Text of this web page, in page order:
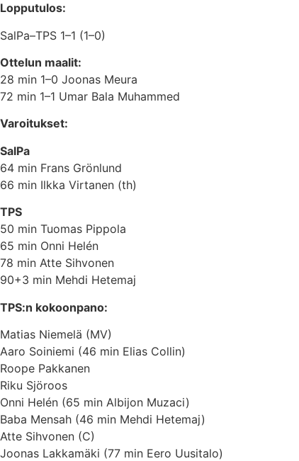
Lopputulos:
SalPa–TPS 1–1 (1–0)
Ottelun maalit:
28 min 1–0 Joonas Meura
72 min 1–1 Umar Bala Muhammed
Varoitukset:
SalPa
64 min Frans Grönlund
66 min Ilkka Virtanen (th)
TPS
50 min Tuomas Pippola
65 min Onni Helén
78 min Atte Sihvonen
90+3 min Mehdi Hetemaj
TPS:n kokoonpano:
Matias Niemelä (MV)
Aaro Soiniemi (46 min Elias Collin)
Roope Pakkanen
Riku Sjöroos
Onni Helén (65 min Albijon Muzaci)
Baba Mensah (46 min Mehdi Hetemaj)
Atte Sihvonen (C)
Joonas Lakkamäki (77 min Eero Uusitalo)